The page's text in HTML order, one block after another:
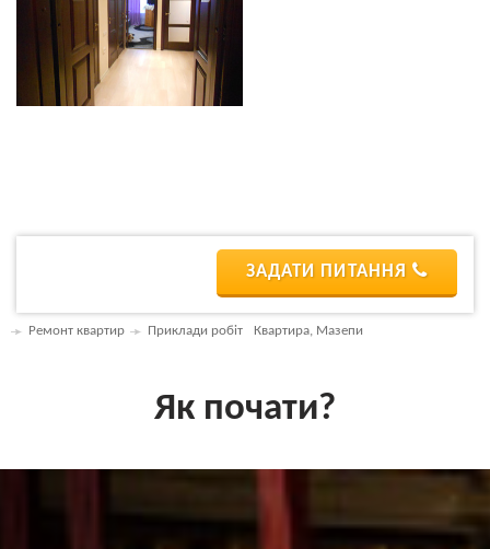
ЗАДАТИ ПИТАННЯ
Ремонт квартир Приклади робіт Квартира, Мазепи
Як почати?